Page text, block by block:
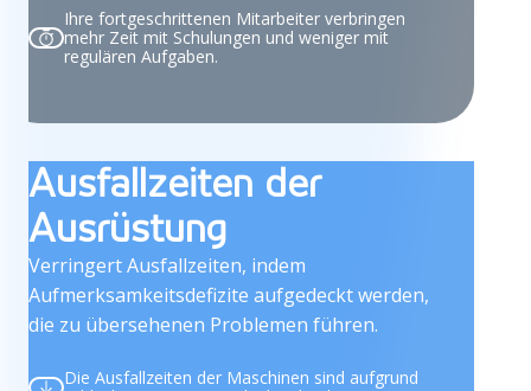
Ihre fortgeschrittenen Mitarbeiter verbringen
mehr Zeit mit Schulungen und weniger mit
regulären Aufgaben.
Ausfallzeiten der
Ausrüstung
Verringert Ausfallzeiten, indem
Aufmerksamkeitsdefizite aufgedeckt werden,
die zu übersehenen Problemen führen.
Die Ausfallzeiten der Maschinen sind aufgrund